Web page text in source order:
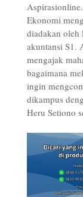
Ekonomi
diadakan oleh
akuntansi S1.
mengajak
bagaimana
ingin
dikampus
Heru Setiono